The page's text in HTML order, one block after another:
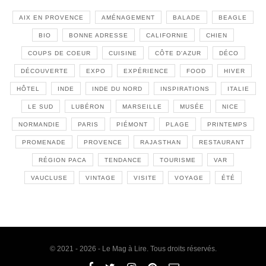
AIX EN PROVENCE AMÉNAGEMENT BALADE BEAGLE
BIO BONNE ADRESSE CALIFORNIE CHIEN
COUPS DE COEUR CUISINE CÔTE D'AZUR DÉCO
DÉCOUVERTE EXPO EXPÉRIENCE FOOD HIVER
HÔTEL INDE INDE DU NORD INSPIRATIONS ITALIE
LE SUD LUBÉRON MARSEILLE MUSÉE NICE
NORMANDIE PARIS PIÉMONT PLAGE PRINTEMPS
PROMENADE PROVENCE RAJASTHAN RESTAURANT
RÉGION PACA TENDANCE TOURISME VAR
VAUCLUSE VINTAGE VISITE VOYAGE ÉTÉ
© 2021 - 2026 - Le Mag à Lire. Tous droits réservés.